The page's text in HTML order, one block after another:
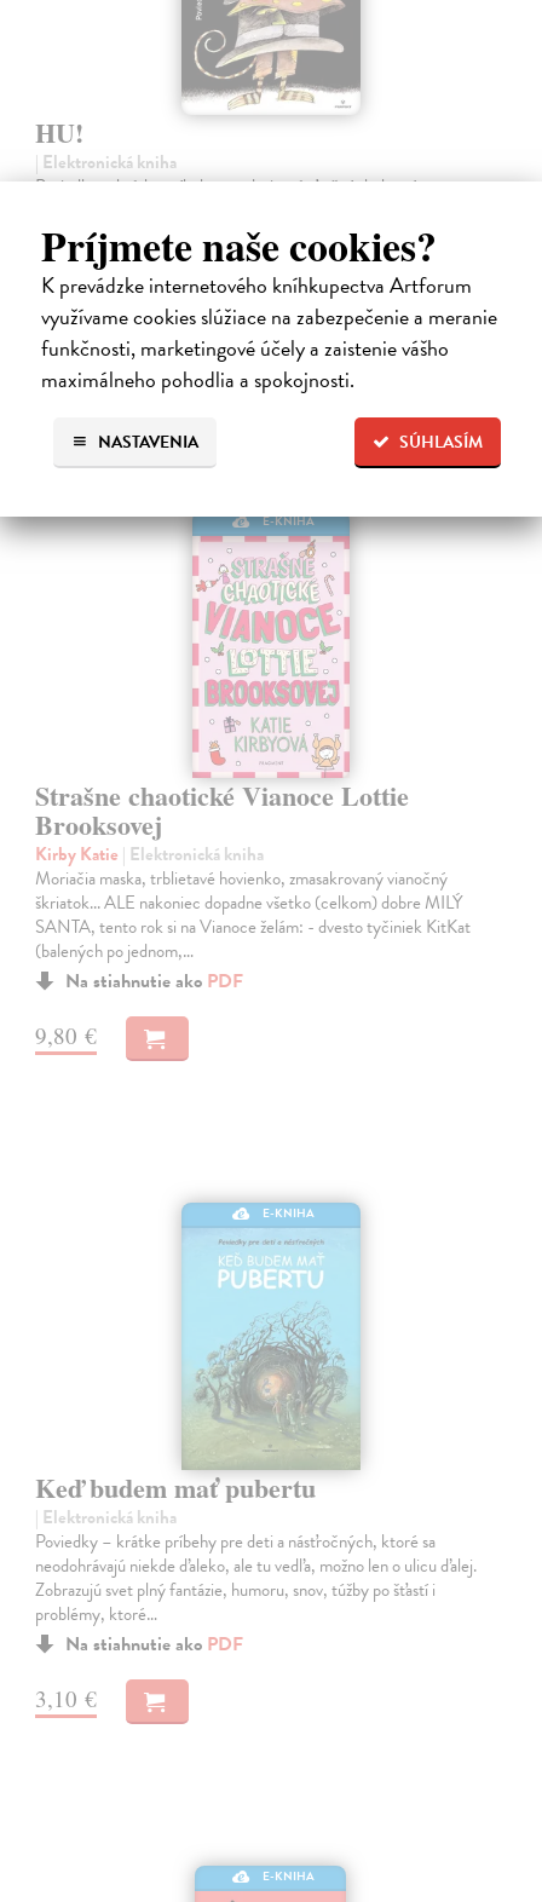
Príjmete naše cookies?
K prevádzke internetového kníhkupectva Artforum
využívame cookies slúžiace na zabezpečenie a meranie
funkčnosti, marketingové účely a zaistenie vášho
maximálneho pohodlia a spokojnosti.
SÚHLASÍM
NASTAVENIA
HU!
| Elektronická kniha
Poviedky – krátke príbehy pre deti a násťročných, ktoré sa
Zobrazujú svet plný fantázie, humoru, snov, túžby po šťastí i
problémy, ktoré…
Na stiahnutie akoPDF
3,20 €
E-KNIHA
Strašne chaotické Vianoce Lottie
Brooksovej
Kirby Katie | Elektronická kniha
Moriačia maska, trblietavé hovienko, zmasakrovaný vianočný
škriatok... ALE nakoniec dopadne všetko (celkom) dobre MILÝ
SANTA, tento rok si na Vianoce želám: - dvesto tyčiniek KitKat
(balených po jednom,…
Na stiahnutie ako PDF
9,80 €
E-KNIHA
Keď budem mať pubertu
| Elektronická kniha
Poviedky – krátke príbehy pre deti a násťročných, ktoré sa
neodohrávajú niekde ďaleko, ale tu vedľa, možno len o ulicu ďalej.
Zobrazujú svet plný fantázie, humoru, snov, túžby po šťastí i
problémy, ktoré…
Na stiahnutie ako PDF
3,10 €
E-KNIHA